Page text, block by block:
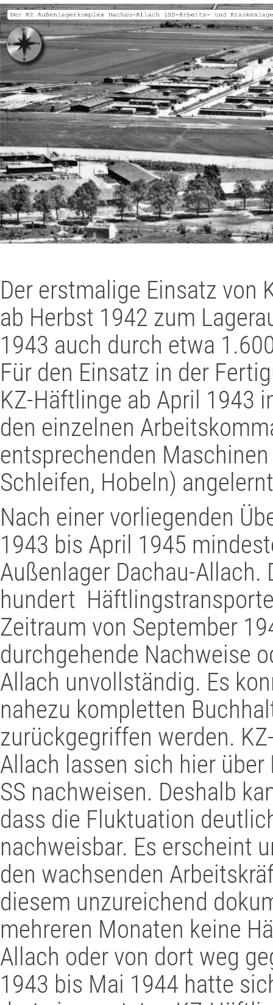
Der erstmalige Einsatz von
ab Herbst 1942 zum
1943 auch durch etwa
Für den Einsatz in der
KZ-Häftlinge ab April 1943
den einzelnen
entsprechenden
Schleifen, Hobeln)
Nach einer vorliegenden
1943 bis April 1945
Außenlager Dachau-Allach.
hundert
Zeitraum von September
durchgehende Nachweise
Allach unvollständig. Es
nahezu kompletten
zurückgegriffen werden.
Allach lassen sich hier
SS nachweisen. Deshalb
dass die Fluktuation
nachweisbar. Es erscheint
den wachsenden
diesem unzureichend
mehreren Monaten keine
Allach oder von dort weg
1943 bis Mai 1944 hatte